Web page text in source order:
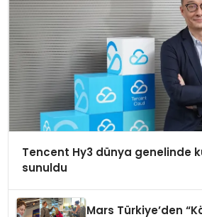
Tencent Hy3 dünya genelinde
sunuldu
Mars Türkiye’den